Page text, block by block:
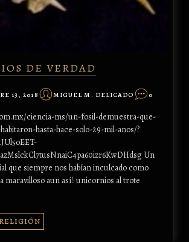
DE VERDAD
13, 2018 MIGUEL M. DELICADO 0
ciencia-ms/un-fosil-demuestra-que-
hasta-hace-solo-29-mil-anos/?
Un
que siempre nos habían inculcado como
maravilloso aun así!: unicornios al trote